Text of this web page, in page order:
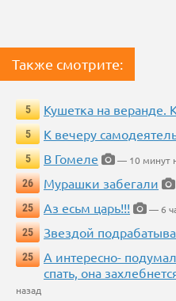
Также смотрите:
5 Кушетка на веранде.
5
К вечеру
5
В Гомеле
— 10 минут
26
Мурашки забегали
25
Аз есьм царь!!!
— 6
25
Звездой
25
А интересно-
спать, она
назад